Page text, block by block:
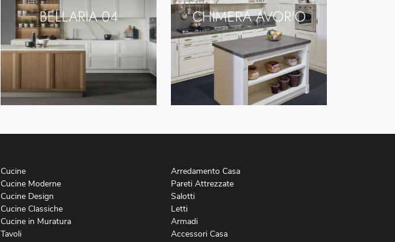
BELLARIA 04 CHIMERA AVORIO
Cucine
Cucine Moderne
Cucine Design
Cucine Classiche
Cucine in Muratura
Tavoli
Arredamento Casa
Pareti Attrezzate
Salotti
Letti
Armadi
Accessori Casa